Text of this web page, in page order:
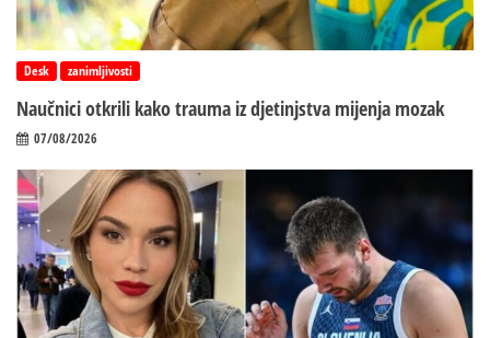
Desk zanimljivosti
Naučnici otkrili kako trauma iz d‌jetinjstva mijenja mozak
07/08/2026